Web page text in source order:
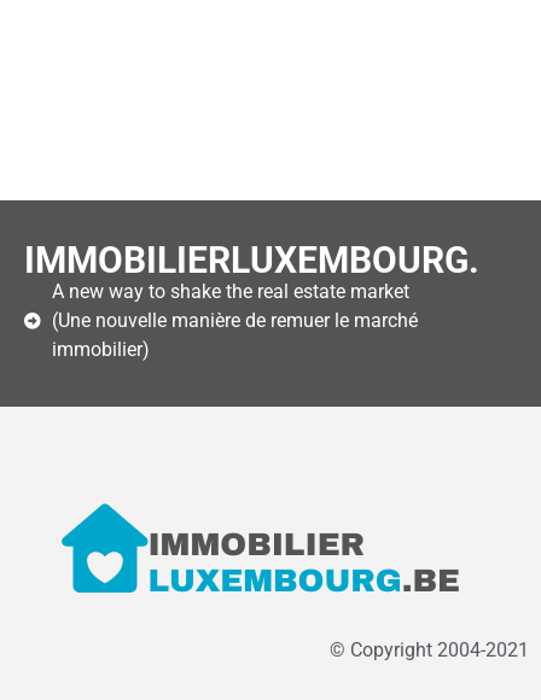
IMMOBILIERLUXEMBOURG.
A new way to shake the real estate market
(Une nouvelle manière de remuer le marché
immobilier)
© Copyright 2004-2021